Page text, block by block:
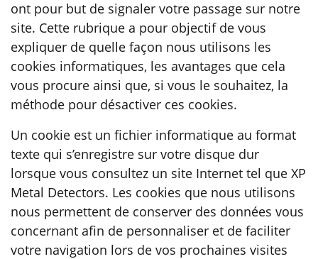
ont pour but de signaler votre passage sur notre
site. Cette rubrique a pour objectif de vous
expliquer de quelle façon nous utilisons les
cookies informatiques, les avantages que cela
vous procure ainsi que, si vous le souhaitez, la
méthode pour désactiver ces cookies.
Un cookie est un fichier informatique au format
texte qui s’enregistre sur votre disque dur
lorsque vous consultez un site Internet tel que XP
Metal Detectors. Les cookies que nous utilisons
nous permettent de conserver des données vous
concernant afin de personnaliser et de faciliter
votre navigation lors de vos prochaines visites